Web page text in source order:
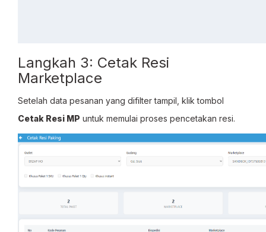
Langkah 3: Cetak Resi
Marketplace
Setelah data pesanan yang difilter tampil, klik tombol
Cetak Resi MP untuk memulai proses pencetakan resi.